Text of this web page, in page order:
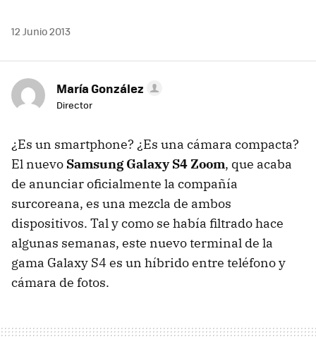
12 Junio 2013
María González
Director
¿Es un smartphone? ¿Es una cámara compacta?
El nuevo Samsung Galaxy S4 Zoom, que acaba
de anunciar oficialmente la compañía
surcoreana, es una mezcla de ambos
dispositivos. Tal y como se había filtrado hace
algunas semanas, este nuevo terminal de la
gama Galaxy S4 es un híbrido entre teléfono y
cámara de fotos.